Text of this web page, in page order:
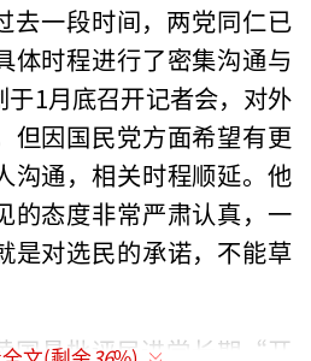
去一段时间，两党同仁已
体时程进行了密集沟通与
1月底召开记者会，对外
但因国民党方面希望有更
沟通，相关时程顺延。他
的态度非常严肃认真，一
是对选民的承诺，不能草
国昌批评民进党长期“开